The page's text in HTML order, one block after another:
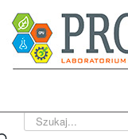
Szukaj...